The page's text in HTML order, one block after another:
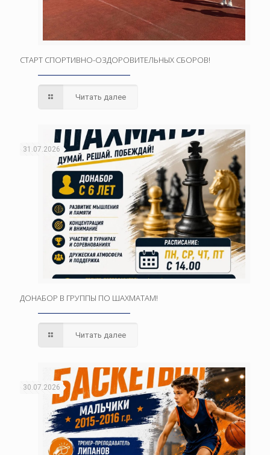
СТАРТ СПОРТИВНО-ОЗДОРОВИТЕЛЬНЫХ СБОРОВ!
Читать далее
31.07.2026
ДОНАБОР В ГРУППЫ ПО ШАХМАТАМ!
Читать далее
30.07.2026